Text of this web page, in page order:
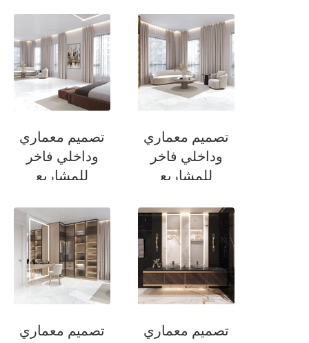
غرفة نوم الضيوف غرفة نوم الضيوف
تصميم معماري
وداخلي فاخر
للمشاريع
غرفة نوم الضيوف
تصميم معماري
وداخلي فاخر
للمشاريع
غرفة نوم الضيوف
تصميم معماري تصميم معماري